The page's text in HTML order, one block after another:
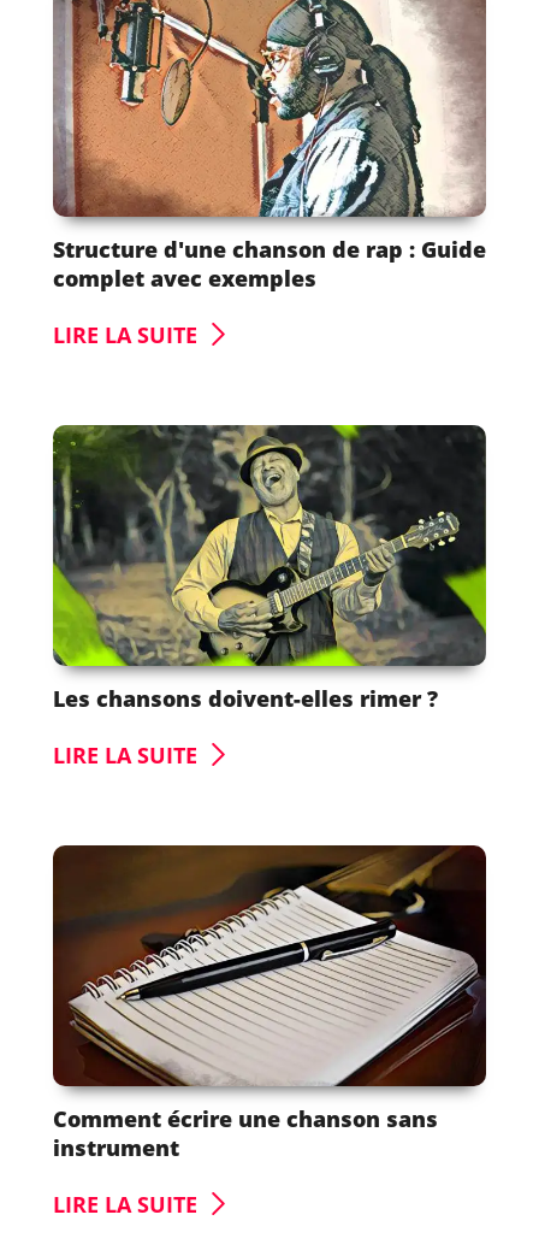
Structure d'une chanson de rap : Guide
complet avec exemples
LIRE LA SUITE
Les chansons doivent-elles rimer ?
LIRE LA SUITE
Comment écrire une chanson sans
instrument
LIRE LA SUITE